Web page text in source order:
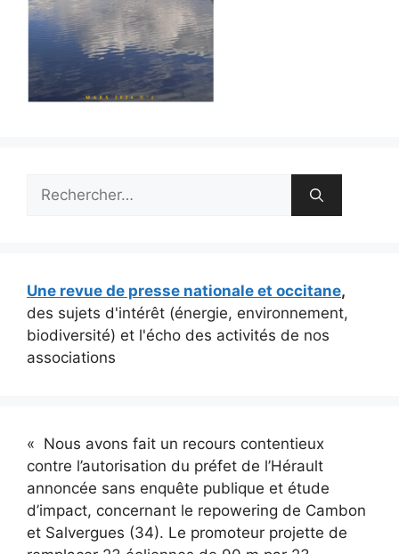
Rechercher :
Une revue de presse nationale et occitane,
des sujets d'intérêt (énergie, environnement,
biodiversité) et l'écho des activités de nos
associations
« Nous avons fait un recours contentieux
contre l’autorisation du préfet de l’Hérault
annoncée sans enquête publique et étude
d’impact, concernant le repowering de Cambon
et Salvergues (34). Le promoteur projette de